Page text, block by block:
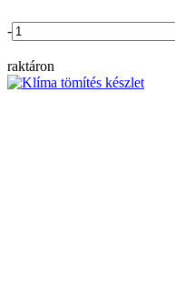
-
raktáron